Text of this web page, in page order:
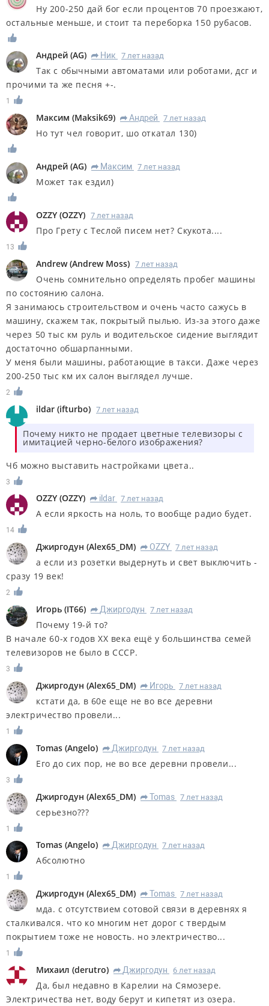
Ну 200-250 дай бог если процентов 70 проезжают,
остальные меньше, и стоит та переборка 150 рубасов.
Андрей (AG) R Ник 7 лет назад
Так с обычными автоматами или роботами, дсг и
прочими та же песня +-.
1
Максим (Maksik69) R Андрей 7 лет назад
Но тут чел говорит, шо откатал 130)
Андрей (AG) R Максим 7 лет назад
Может так ездил)
OZZY (OZZY) 7 лет назад
Про Грету с Теслой писем нет? Скукота....
13
Andrew(Andrew Moss) 7 лет назад
Очень сомнительно определять пробег машины
по состоянию салона.
Я занимаюсь строительством и очень часто сажусь в
машину, скажем так, покрытый пылью. Из-за этого даже
через 50 тыс км руль и водительское сидение выглядит
достаточно обшарпанными.
У меня были машины, работающие в такси. Даже через
200-250 тыс км их салон выглядел лучше.
2
ildar (ifturbo) 7 лет назад
Почему никто не продает цветные телевизоры с
имитацией черно-белого изображения?
Чб можно выставить настройками цвета..
3
OZZY (OZZY) R ildar 7 лет назад
А если яркость на ноль, то вообще радио будет.
14
Джиргодун (Alex65_DM) R OZZY 7 лет назад
а если из розетки выдернуть и свет выключить -
сразу 19 век!
2
Игорь (IT66) R Джиргодун 7 лет назад
Почему 19-й то?
В начале 60-х годов ХХ века ещё у большинства семей
телевизоров не было в СССР.
3
Джиргодун (Alex65_DM) R Игорь 7 лет назад
кстати да, в 60е еще не во все деревни
электричество провели...
1
Tomas (Angelo) R Джиргодун 7 лет назад
Его до сих пор, не во все деревни провели...
3
Джиргодун (Alex65_DM) R Tomas 7 лет назад
серьезно???
1
Tomas (Angelo) R Джиргодун 7 лет назад
Абсолютно
1
Джиргодун (Alex65_DM) R Tomas 7 лет назад
мда. с отсутствием сотовой связи в деревнях я
сталкивался. что ко многим нет дорог с твердым
покрытием тоже не новость. но электричество...
1
Михаил (derutro) R Джиргодун 6 лет назад
Да, был недавно в Карелии на Сямозере.
Электричества нет, воду берут и кипетят из озера.